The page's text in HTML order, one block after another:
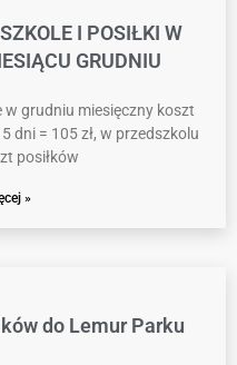
I POSIŁKI W
GRUDNIU
w grudniu miesięczny koszt
dni = 105 zł, w przedszkolu
posiłków
»
do Lemur Parku